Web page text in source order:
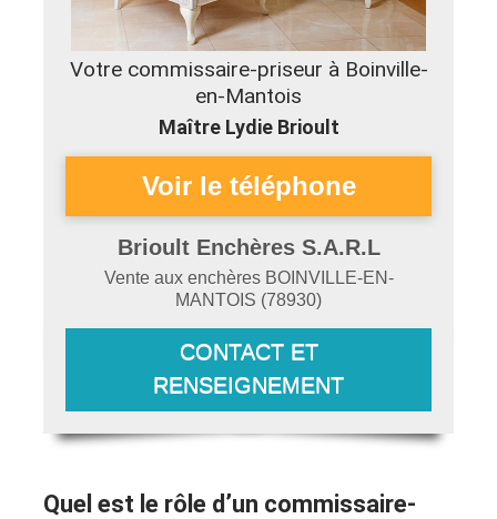
Votre commissaire-priseur à Boinville-
en-Mantois
Maître Lydie Brioult
Brioult Enchères S.A.R.L
Vente aux enchères BOINVILLE-EN-
MANTOIS (78930)
CONTACT ET
RENSEIGNEMENT
Quel est le rôle d’un commissaire-